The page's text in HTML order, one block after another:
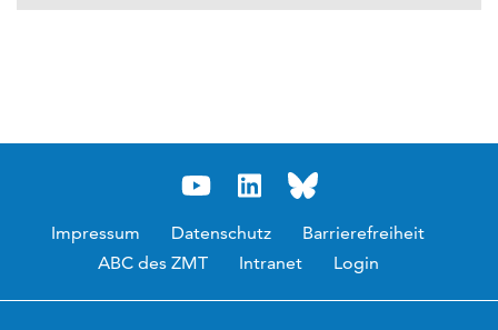
Impressum Datenschutz
Barrierefreiheit
ABC des ZMT
Intranet Login